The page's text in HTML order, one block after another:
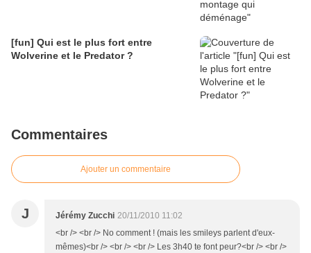
[fun] Qui est le plus fort entre
Wolverine et le Predator ?
Commentaires
Ajouter un commentaire
J Jérémy Zucchi 20/11/2010 11:02
<br /> <br /> No comment ! (mais les smileys parlent d'eux-
mêmes)<br /> <br /> <br /> Les 3h40 te font peur?<br /> <br />